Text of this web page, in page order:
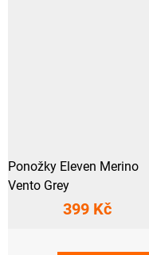
Ponožky Eleven Merino
Vento Grey
399 Kč